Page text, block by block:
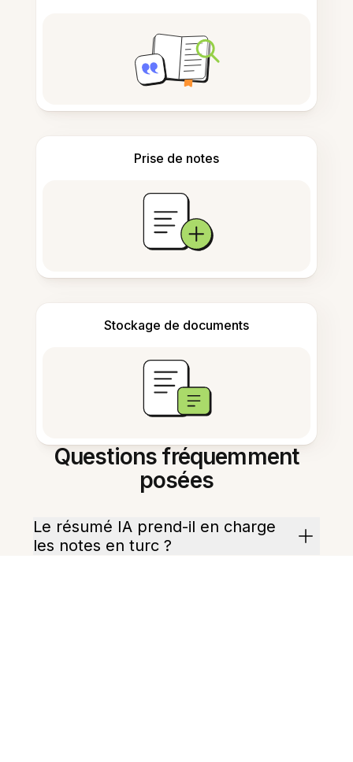
Prise de notes
Stockage de documents
Questions fréquemment
posées
Le résumé IA prend-il en charge
les notes en turc ?